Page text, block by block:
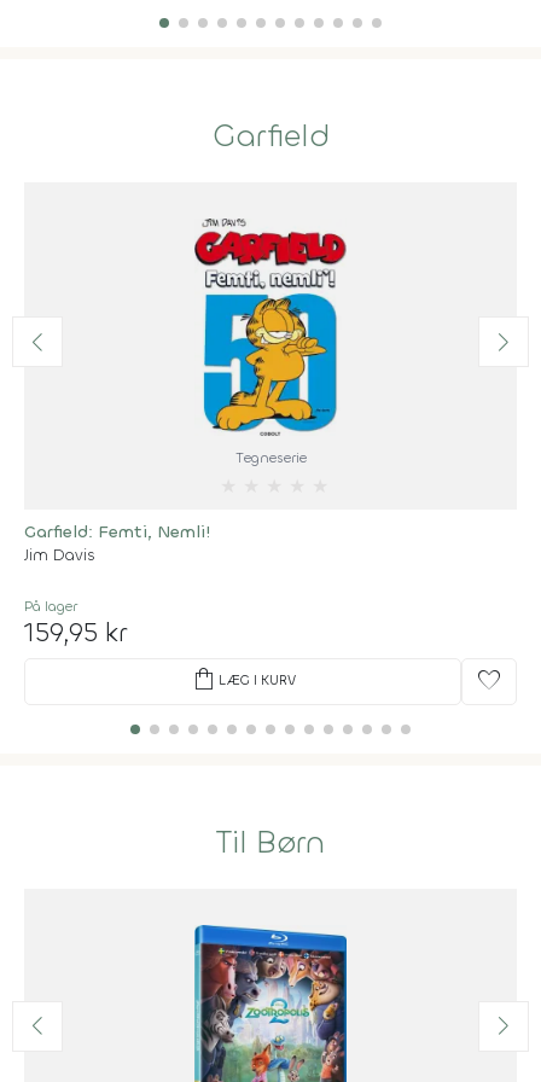
Garfield
Tegneserie
Garfield: Femti, Nemli!
Jim Davis
På lager
159,95 kr
shopping_bag LÆG I KURV favorite
Til Børn